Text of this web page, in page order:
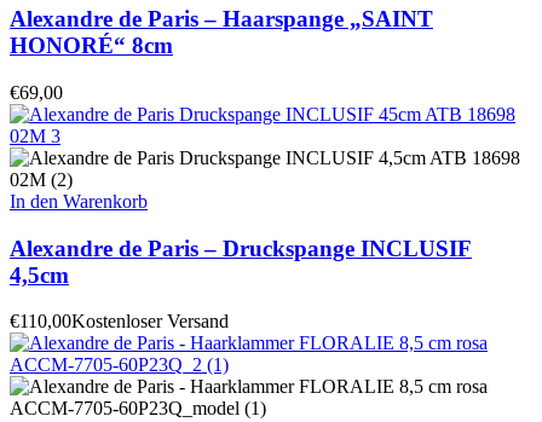
Alexandre de Paris – Haarspange „SAINT
HONORÉ“ 8cm
€69,00
In den Warenkorb
Alexandre de Paris – Druckspange INCLUSIF
4,5cm
€110,00Kostenloser Versand